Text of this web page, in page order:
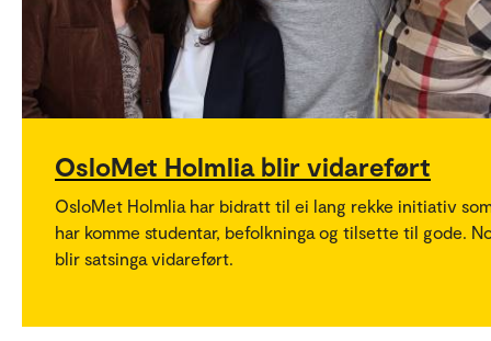
OsloMet Holmlia blir vidareført
OsloMet Holmlia har bidratt til ei lang rekke initiativ
har komme studentar, befolkninga og tilsette til gode.
blir satsinga vidareført.